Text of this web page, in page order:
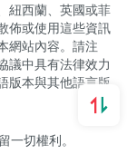
紐西蘭、英國或菲
佈或使用這些資訊
網站內容。請注
議中具有法律效力
版本與其他語言版
一切權利。